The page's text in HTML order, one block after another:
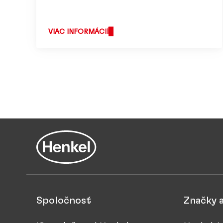
VIAC INFORMÁCIÍ
Spoločnosť Značky